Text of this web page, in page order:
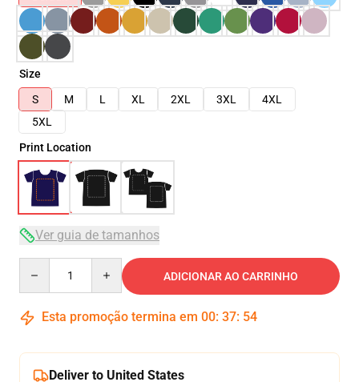
Size
S
M L XL 2XL 3XL
4XL
5XL
Print Location
Ver guia de tamanhos
ADICIONAR AO CARRINHO
Esta promoção termina em 00: 37: 54
Deliver to United States